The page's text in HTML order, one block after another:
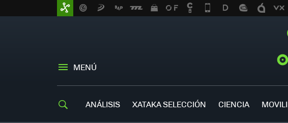
MENÚ
ANÁLISIS XATAKA SELECCIÓN CIENCIA